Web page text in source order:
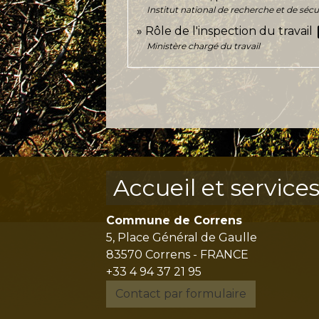
Institut national de recherche et de
Rôle de l'inspection du travail
Ministère chargé du travail
Accueil et services
Commune de Correns
5, Place Général de Gaulle
83570 Correns - FRANCE
+33 4 94 37 21 95
Contact par formulaire